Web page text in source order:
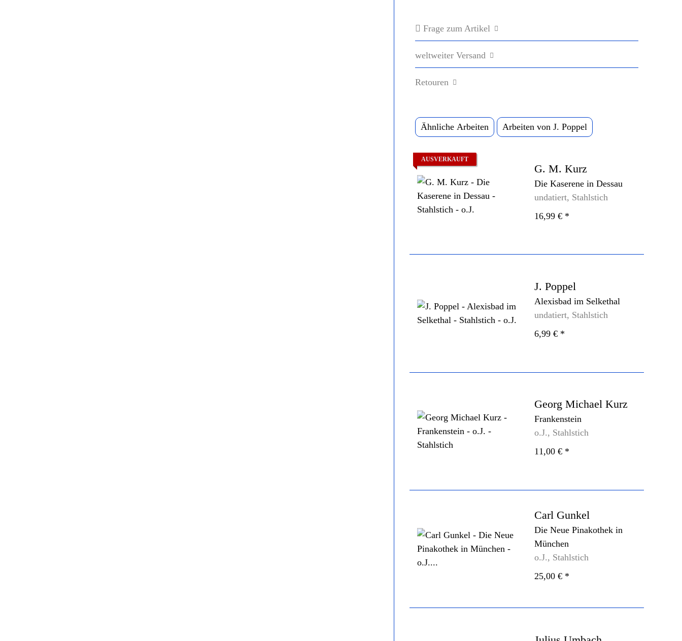
Frage zum Artikel
weltweiter Versand
Retouren
Ähnliche Arbeiten Arbeiten von J. Poppel
AUSVERKAUFT
G. M. Kurz
Die Kaserene in Dessau
undatiert, Stahlstich
16,99 € *
J. Poppel
Alexisbad im Selkethal
undatiert, Stahlstich
6,99 € *
Georg Michael Kurz
Frankenstein
o.J., Stahlstich
11,00 € *
Carl Gunkel
Die Neue Pinakothek in
München
o.J., Stahlstich
25,00 € *